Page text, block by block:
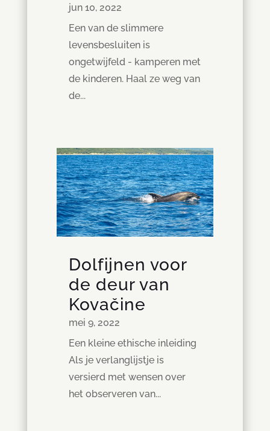
jun 10, 2022
Een van de slimmere
levensbesluiten is
ongetwijfeld - kamperen met
de kinderen. Haal ze weg van
de...
Dolfijnen voor
de deur van
Kovačine
mei 9, 2022
Een kleine ethische inleiding
Als je verlanglijstje is
versierd met wensen over
het observeren van...